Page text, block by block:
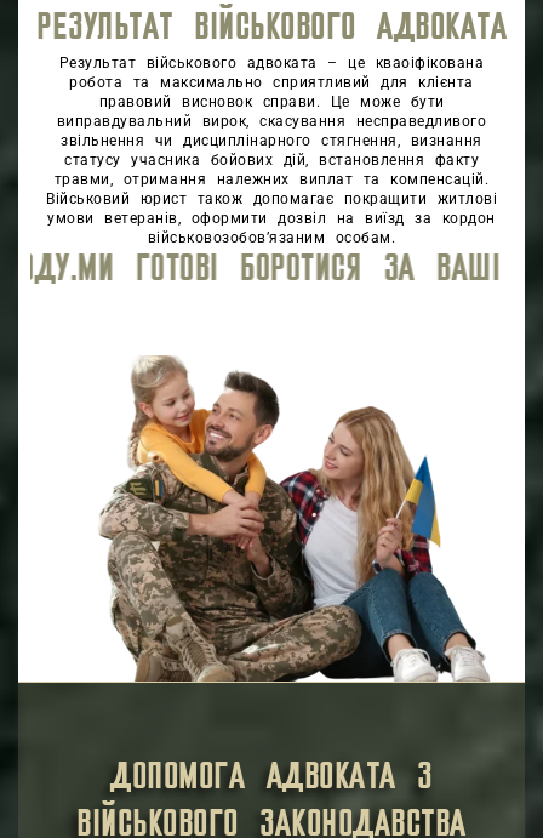
РЕЗУЛЬТАТ ВІЙСЬКОВОГО АДВОКАТА
Результат військового адвоката – це кваоіфікована
робота та максимально сприятливий для клієнта
правовий висновок справи. Це може бути
виправдувальний вирок, скасування несправедливого
звільнення чи дисциплінарного стягнення, визнання
статусу учасника бойових дій, встановлення факту
травми, отримання належних виплат та компенсацій.
Військовий юрист також допомагає покращити житлові
умови ветеранів, оформити дозвіл на виїзд за кордон
військовозобов’язаним особам.
ЗА ВАШІ ПРАВА ЗАБЕЗПЕЧУЮЧИ
ДОПОМОГА АДВОКАТА З
ВІЙСЬКОВОГО ЗАКОНОДАВСТВА